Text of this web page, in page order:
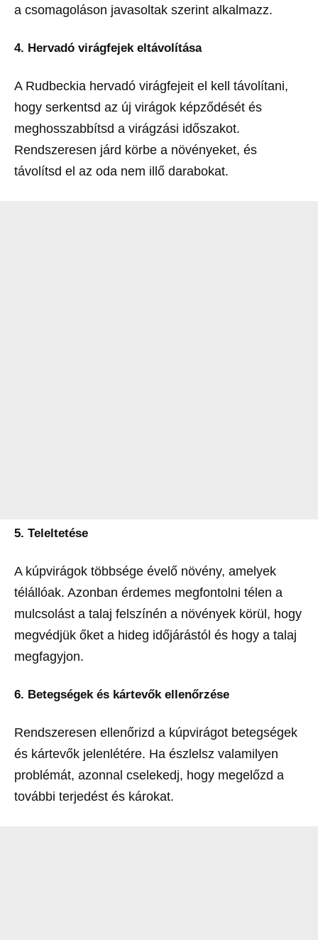
a csomagoláson javasoltak szerint alkalmazz.
4. Hervadó virágfejek eltávolítása
A Rudbeckia hervadó virágfejeit el kell távolítani,
hogy serkentsd az új virágok képződését és
meghosszabbítsd a virágzási időszakot.
Rendszeresen járd körbe a növényeket, és
távolítsd el az oda nem illő darabokat.
5. Teleltetése
A kúpvirágok többsége évelő növény, amelyek
télállóak. Azonban érdemes megfontolni télen a
mulcsolást a talaj felszínén a növények körül, hogy
megvédjük őket a hideg időjárástól és hogy a talaj
megfagyjon.
6. Betegségek és kártevőkellenőrzése
Rendszeresen ellenőrizd a kúpvirágot betegségek
és kártevők jelenlétére. Ha észlelsz valamilyen
problémát, azonnal cselekedj, hogy megelőzd a
további terjedést és károkat.